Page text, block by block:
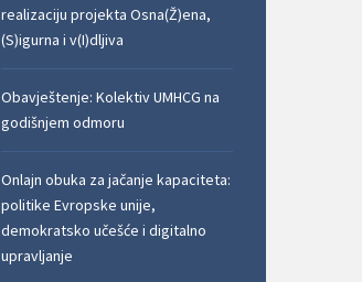
realizaciju projekta Osna(Ž)ena,
(S)igurna i v(I)dljiva
Obavještenje: Kolektiv UMHCG na
godišnjem odmoru
Onlajn obuka za jačanje kapaciteta:
politike Evropske unije,
demokratsko učešće i digitalno
upravljanje